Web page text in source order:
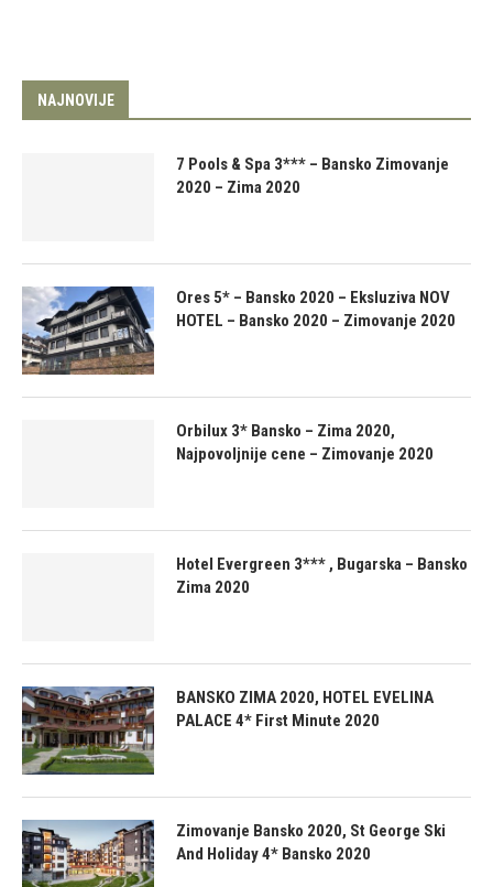
NAJNOVIJE
7 Pools & Spa 3*** – Bansko Zimovanje
2020 – Zima 2020
Ores 5* – Bansko 2020 – Eksluziva NOV
HOTEL – Bansko 2020 – Zimovanje 2020
Orbilux 3* Bansko – Zima 2020,
Najpovoljnije cene – Zimovanje 2020
Hotel Evergreen 3*** , Bugarska – Bansko
Zima 2020
BANSKO ZIMA 2020, HOTEL EVELINA
PALACE 4* First Minute 2020
Zimovanje Bansko 2020, St George Ski
And Holiday 4* Bansko 2020